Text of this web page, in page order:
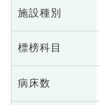
施設種別
標榜科目
病床数